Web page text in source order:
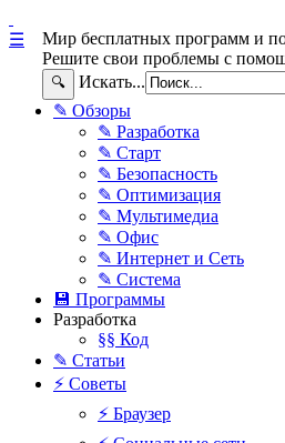
Мир бесплатных программ и
Решите свои проблемы с
🔍 Искать...
☰
✎ Обзоры
✎ Разработка
✎ Старт
✎ Безопасность
✎ Оптимизация
✎ Мультимедиа
✎ Офис
✎ Интернет и Сеть
✎ Система
💾 Программы
Разработка
§§ Код
✎ Статьи
⚡ Советы
⚡ Браузер